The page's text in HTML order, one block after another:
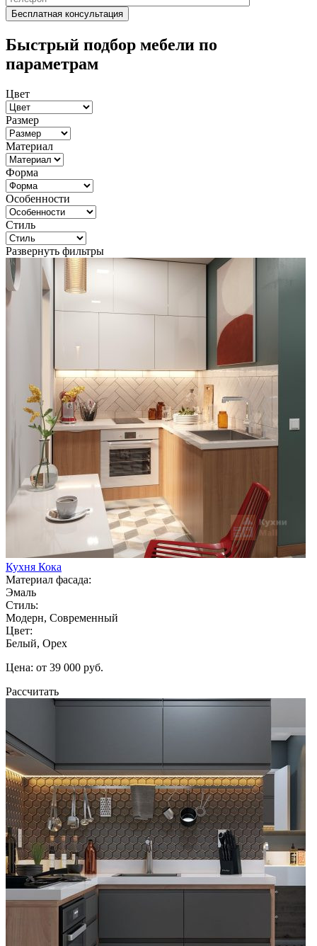
Быстрый подбор мебели по
параметрам
Цвет
Размер
Материал
Форма
Особенности
Стиль
Развернуть фильтры
Кухня Кока
Материал фасада:
Эмаль
Стиль:
Модерн, Современный
Цвет:
Белый, Орех
Цена: от 39 000 руб.
Рассчитать